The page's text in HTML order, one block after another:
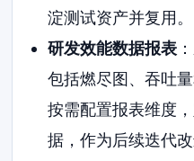
淀测试资产并复用。
研发效能数据报表
包括燃尽图、吞吐
按需配置报表维度
据，作为后续迭代改